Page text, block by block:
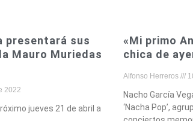
presentará sus
Mauro Muriedas
2022
jueves 21 de abril a
«Mi primo
chica de
Alfonso Herreros
Nacho García
‘Nacha Pop’,